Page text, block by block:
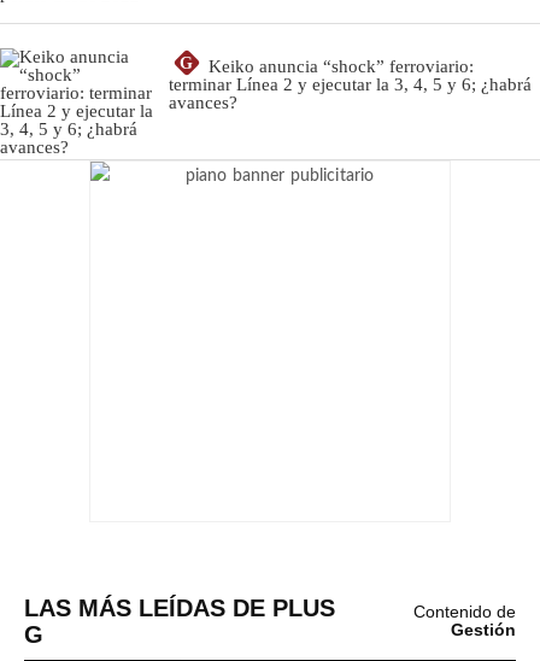
G
Keiko anuncia “shock” ferroviario:
terminar Línea 2 y ejecutar la 3, 4, 5 y 6; ¿habrá
avances?
LAS MÁS LEÍDAS DE PLUS
G
Contenido de
Gestión